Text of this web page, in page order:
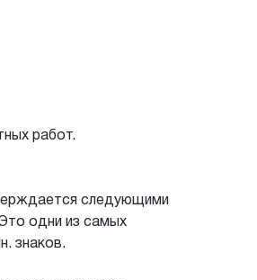
работ.
следующими
одни из самых
знаков.